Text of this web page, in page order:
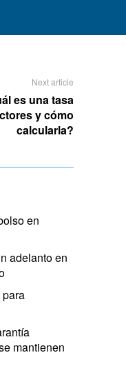
Next article
es una tasa
y cómo
calcularla?
en
adelanto en
mantienen